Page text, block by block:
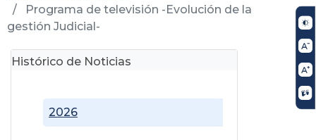
Programa de televisión -Evolución de la
gestión Judicial-
Histórico de Noticias
2026